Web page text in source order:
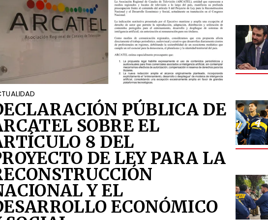
PÚBLICA DE
SOBRE EL
8 DEL
DE LEY PARA LA
Y EL
ECONÓMICO